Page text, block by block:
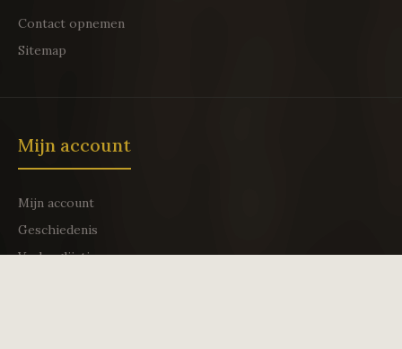
Contact opnemen
Sitemap
Mijn account
Mijn account
Geschiedenis
Verlanglijstje